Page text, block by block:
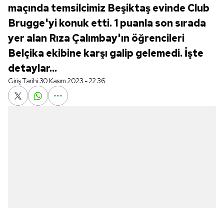
maçında temsilcimiz Beşiktaş evinde Club
Brugge'yi konuk etti. 1 puanla son sırada
yer alan Rıza Çalımbay'ın öğrencileri
Belçika ekibine karşı galip gelemedi. İşte
detaylar...
Giriş Tarihi:30 Kasım 2023 - 22:36